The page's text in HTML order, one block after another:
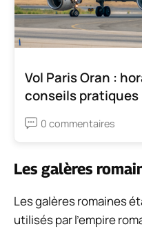
Vol Paris Oran :
conseils pratiques
0 commentaires
Les galères
Les galères romaines
utilisés par l’empire